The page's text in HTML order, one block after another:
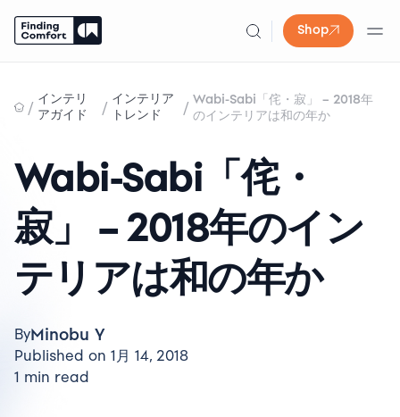
Shop
content
/ インテリ
アガイド
/ インテリア
トレンド
/ Wabi-Sabi「侘・寂」 – 2018年
のインテリアは和の年か
Wabi-Sabi「侘・
寂」 – 2018年のイン
テリアは和の年か
ByMinobu Y
Published on 1月 14, 2018
1 min read